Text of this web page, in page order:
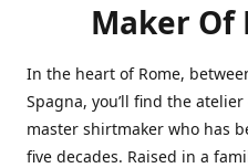
Maker Of
In the heart of Rome,
Spagna, you’ll find the
master shirtmaker who has
five decades. Raised in a